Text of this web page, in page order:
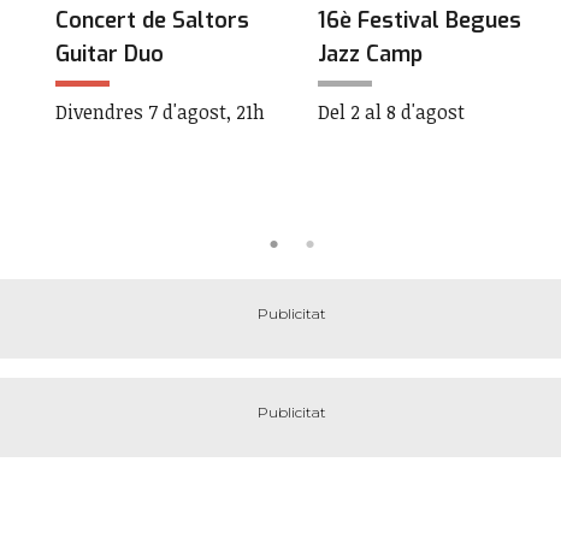
Concert de Saltors
Guitar Duo
Divendres 7 d'agost, 21h
16è Festival Begues
Jazz Camp
Del 2 al 8 d'agost